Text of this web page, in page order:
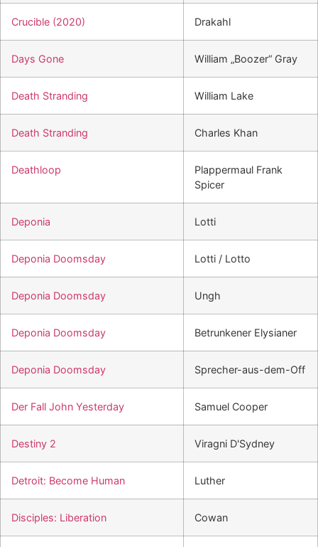
Crucible (2020) Drakahl
Days Gone William „Boozer“ Gray
Death Stranding William Lake
Death Stranding Charles Khan
Deathloop
Plappermaul Frank
Spicer
Deponia Lotti
Deponia Doomsday Lotti / Lotto
Deponia Doomsday Ungh
Deponia Doomsday Betrunkener Elysianer
Deponia Doomsday Sprecher-aus-dem-Off
Der Fall John Yesterday Samuel Cooper
Destiny 2 Viragni D'Sydney
Detroit: Become Human Luther
Disciples: Liberation Cowan